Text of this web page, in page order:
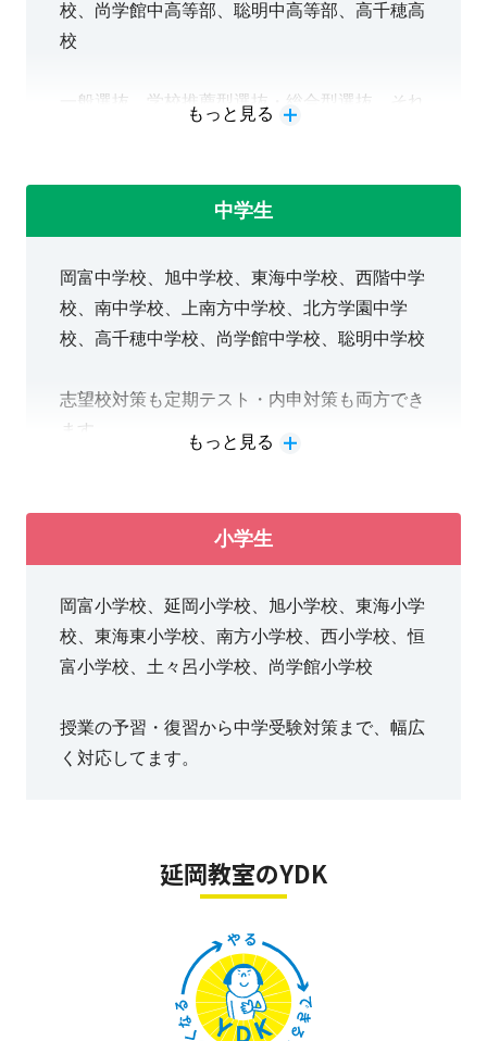
校、尚学館中高等部、聡明中高等部、高千穂高
校
一般選抜、学校推薦型選抜・総合型選抜、それ
もっと見る
中学生
岡富中学校、旭中学校、東海中学校、西階中学
校、南中学校、上南方中学校、北方学園中学
校、高千穂中学校、尚学館中学校、聡明中学校
志望校対策も定期テスト・内申対策も両方でき
ます。
もっと見る
小学生
岡富小学校、延岡小学校、旭小学校、東海小学
校、東海東小学校、南方小学校、西小学校、恒
富小学校、土々呂小学校、尚学館小学校
授業の予習・復習から中学受験対策まで、幅広
く対応してます。
延岡教室のYDK